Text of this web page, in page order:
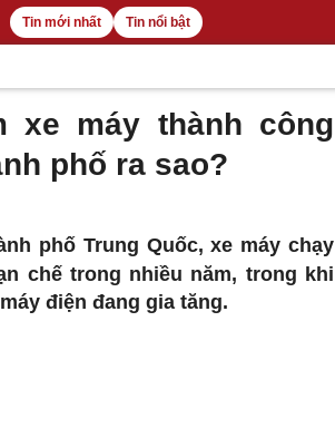
Tin mới nhất Tin nổi bật
xe máy thành công
phố ra sao?
phố Trung Quốc, xe máy chạy
chế trong nhiều năm, trong khi
điện đang gia tăng.